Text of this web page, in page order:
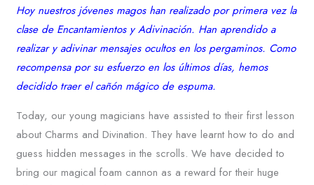
Hoy nuestros jóvenes magos han realizado por primera vez la
clase de Encantamientos y Adivinación. Han aprendido a
realizar y adivinar mensajes ocultos en los pergaminos. Como
recompensa por su esfuerzo en los últimos días, hemos
decidido traer el cañón mágico de espuma.
Today, our young magicians have assisted to their first lesson
about Charms and Divination. They have learnt how to do and
guess hidden messages in the scrolls. We have decided to
bring our magical foam cannon as a reward for their huge